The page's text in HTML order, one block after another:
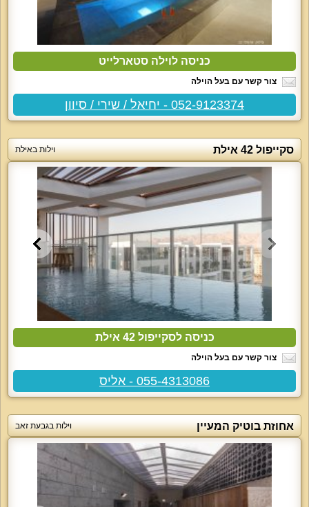
כניסה לוילה סטארלייט
צור קשר עם בעל הוילה
052-9123374 - יחיאל / שירי / סיוון
סקייפול 42 אילת וילות באילת
כניסה לסקייפול 42 אילת
צור קשר עם בעל הוילה
055-4313086 - אליס
אחוזת בוטיק המעיין וילות בגבעת זאב